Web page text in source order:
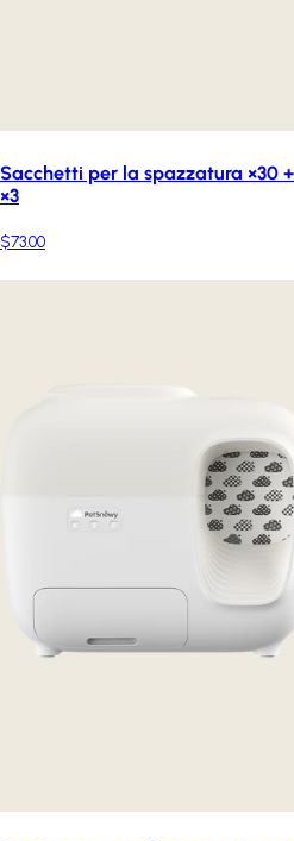
Sacchetti per la spazzatura ×30
×3
$73.00